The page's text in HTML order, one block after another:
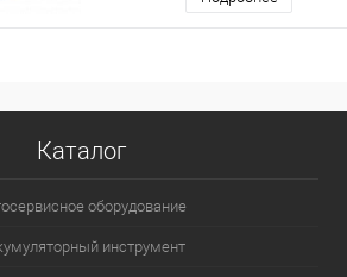
Каталог
оборудование
инструмент